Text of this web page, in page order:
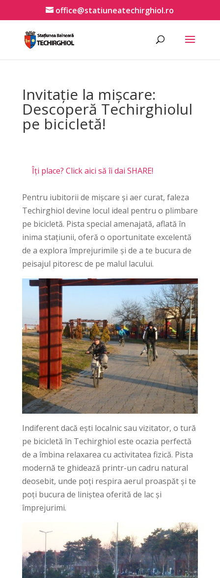
office@statiuneatechirghiol.ro
Invitație la mișcare:
Descoperă Techirghiolul
pe bicicletă!
Îți place? Click aici să îi dai SHARE!
Pentru iubitorii de mișcare și aer curat, faleza
Techirghiol devine locul ideal pentru o plimbare
pe bicicletă. Pista special amenajată, aflată în
inima stațiunii, oferă o oportunitate excelentă
de a explora împrejurimile și de a te bucura de
peisajul pitoresc de pe malul lacului.
Indiferent dacă ești localnic sau vizitator, o tură
pe bicicletă în Techirghiol este ocazia perfectă
de a îmbina relaxarea cu activitatea fizică. Pista
modernă te ghidează printr-un cadru natural
deosebit, unde poți respira aerul proaspăt și te
poți bucura de liniștea oferită de lac și
împrejurimi.